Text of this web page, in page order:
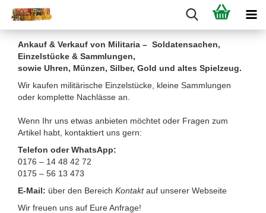
Ankauf & Verkauf von Militaria – Soldatensachen,
Einzelstücke & Sammlungen,
sowie Uhren, Münzen, Silber, Gold und altes Spielzeug.
Wir kaufen militärische Einzelstücke, kleine Sammlungen
oder komplette Nachlässe an.
Wenn Ihr uns etwas anbieten möchtet oder Fragen zum
Artikel habt, kontaktiert uns gern:
Telefon oder WhatsApp:
0176 – 14 48 42 72
0175 – 56 13 473
E-Mail: über den Bereich Kontakt auf unserer Webseite
Wir freuen uns auf Eure Anfrage!